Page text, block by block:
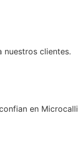
nuestros clientes.
en